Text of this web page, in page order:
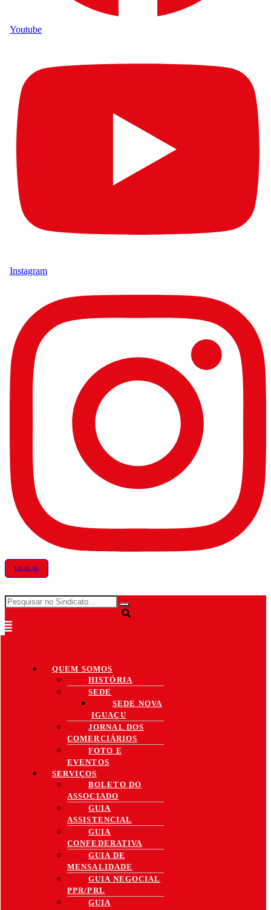
Youtube
Instagram
FILIE-SE
QUEM SOMOS
HISTÓRIA
SEDE
SEDE NOVA
IGUAÇU
JORNAL DOS
COMERCIÁRIOS
FOTO E
EVENTOS
SERVIÇOS
BOLETO DO
ASSOCIADO
GUIA
ASSISTENCIAL
GUIA
CONFEDERATIVA
GUIA DE
MENSALIDADE
GUIA NEGOCIAL
PPR/PRL
GUIA